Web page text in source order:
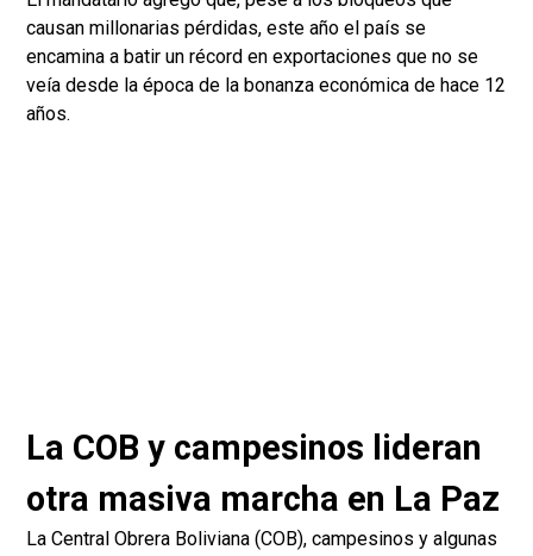
causan millonarias pérdidas, este año el país se
encamina a batir un récord en exportaciones que no se
veía desde la época de la bonanza económica de hace 12
años.
La COB y campesinos lideran
otra masiva marcha en La Paz
La Central Obrera Boliviana (COB), campesinos y algunas